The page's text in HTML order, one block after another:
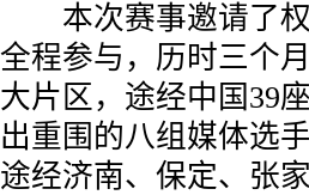
本次赛事邀请了权
全程参与，历时三个
大片区，途经中国39
出重围的八组媒体选
途经济南、保定、张